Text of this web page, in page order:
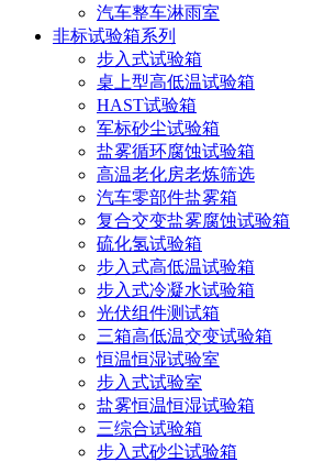
汽车整车淋雨室
非标试验箱系列
步入式试验箱
桌上型高低温试验箱
HAST试验箱
军标砂尘试验箱
盐雾循环腐蚀试验箱
高温老化房老炼筛选
汽车零部件盐雾箱
复合交变盐雾腐蚀试验箱
硫化氢试验箱
步入式高低温试验箱
步入式冷凝水试验箱
光伏组件测试箱
三箱高低温交变试验箱
恒温恒湿试验室
步入式试验室
盐雾恒温恒湿试验箱
三综合试验箱
步入式砂尘试验箱